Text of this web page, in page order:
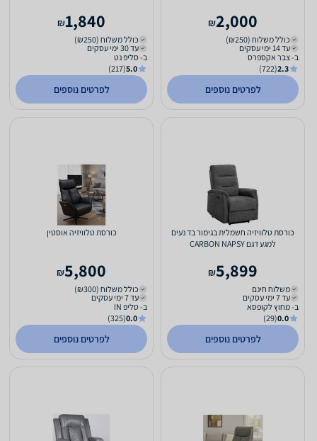
2,000
₪
כולל משלוח (₪250)
עד 14 ימי עסקים
ב- צבר אקספרס
2.3
(722)
לפרטים נוספים
1,840
₪
כולל משלוח (₪250)
עד 30 ימי עסקים
ב- סליפ נט
5.0
(217)
לפרטים נוספים
כורסת טלוויזיה חשמלית בגימור בד נעים
למגע דגם CARBON NAPSY
5,899
₪
משלוח חינם
עד 7 ימי עסקים
ב- מחוץ לקופסא
0.0
(29)
לפרטים נוספים
כורסת טלוויזיה אוסטין
5,800
₪
כולל משלוח (₪300)
עד 7 ימי עסקים
ב- סליפ IN
0.0
(325)
לפרטים נוספים